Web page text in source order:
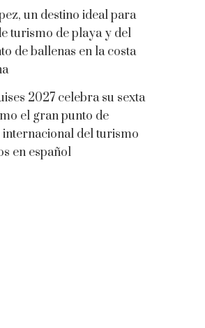
un destino ideal para
turismo de playa y del
de ballenas en la costa
2027 celebra su sexta
el gran punto de
del turismo
en español